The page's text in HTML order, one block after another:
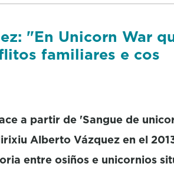
"En Unicorn War
familiares e cos
a partir de 'Sangue de
Alberto Vázquez en el
entre osiños e unicornios